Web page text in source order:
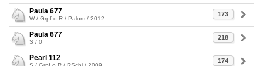
173
Paula 677
W / Grpf.o.R / Palom / 2012
218
Paula 677
S / 0
174
Pearl 112